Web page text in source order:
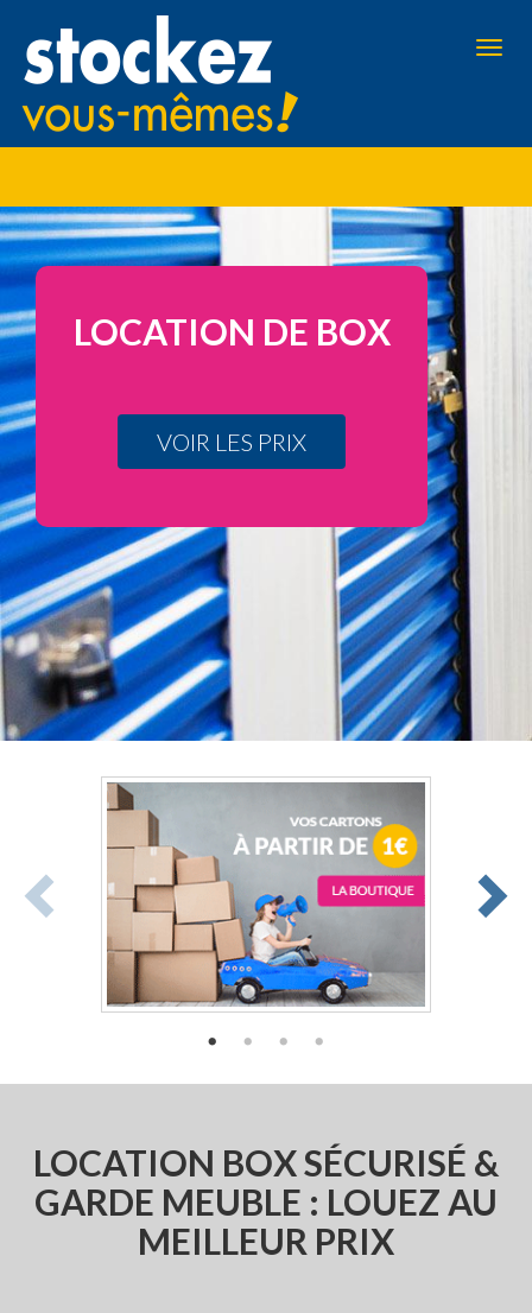
contenu
principal
LOCATION DE BOX
VOIR LES PRIX
LOCATION BOX SÉCURISÉ &
GARDE MEUBLE : LOUEZ AU
MEILLEUR PRIX